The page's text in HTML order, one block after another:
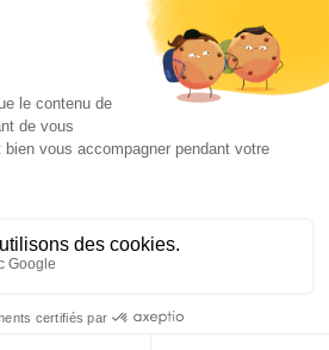
PARTENAIRES
STORE-FACTORY
ANOVA BOIS
navigation sur ce site, vous
cookies à des fins statistiques